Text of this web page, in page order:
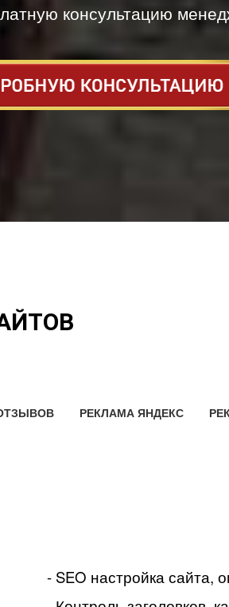
консультацию
РЕКЛАМА ЯНДЕКС
- SEO настройка сайта,